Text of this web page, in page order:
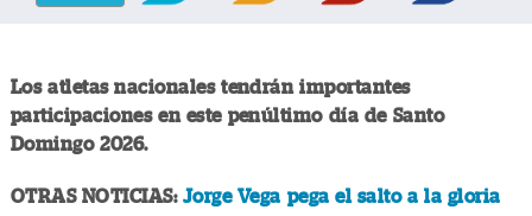
Los atletas nacionales tendrán importantes
participaciones en este penúltimo día de Santo
Domingo 2026.
OTRAS NOTICIAS: Jorge Vega pega el salto a la gloria